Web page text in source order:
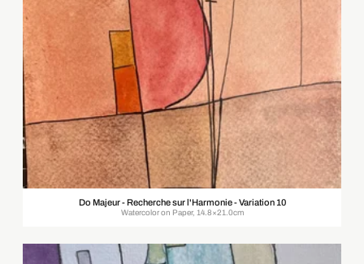
Do Majeur - Recherche sur l'Harmonie - Variation 10
Watercolor on Paper, 14.8×21.0cm